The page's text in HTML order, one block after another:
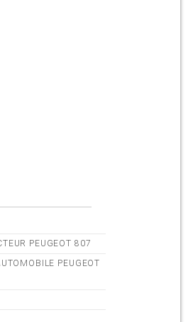
PEUGEOT 807
PEUGEOT